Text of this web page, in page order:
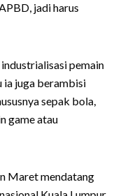
jadi harus
pemain
ia juga berambisi
sepak bola,
game atau
Maret mendatang